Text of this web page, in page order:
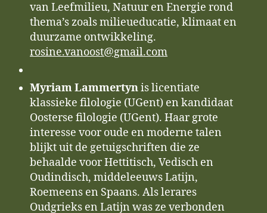
van Leefmilieu, Natuur en Energie rond
thema’s zoals milieueducatie, klimaat en
duurzame ontwikkeling.
rosine.vanoost@gmail.com
Myriam Lammertynis licentiate
klassieke filologie (UGent) en kandidaat
Oosterse filologie (UGent). Haar grote
interesse voor oude en moderne talen
blijkt uit de getuigschriften die ze
behaalde voor Hettitisch, Vedisch en
Oudindisch, middeleeuws Latijn,
Roemeens en Spaans. Als lerares
Oudgrieks en Latijn was ze verbonden